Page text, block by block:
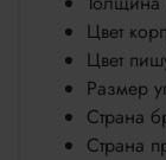
Цвет
Цвет
Размер
Страна
Страна